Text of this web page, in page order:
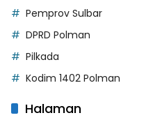
Pemprov Sulbar
DPRD Polman
Pilkada
Kodim 1402 Polman
Halaman